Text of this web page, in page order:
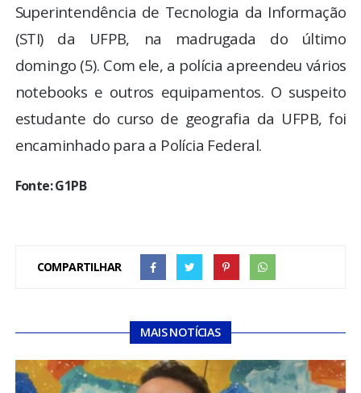
Superintendência de Tecnologia da Informação
(STI) da UFPB, na madrugada do último
domingo (5). Com ele, a polícia apreendeu vários
notebooks e outros equipamentos. O suspeito
estudante do curso de geografia da UFPB, foi
encaminhado para a Polícia Federal.
Fonte: G1PB
COMPARTILHAR
MAIS NOTÍCIAS